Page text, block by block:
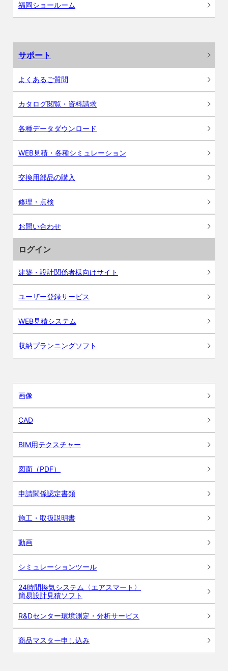
福岡ショールーム
サポート
よくあるご質問
カタログ閲覧・資料請求
各種データダウンロード
WEB見積・各種シミュレーション
交換用部品の購入
修理・点検
お問い合わせ
ログイン
建築・設計関係者様向けサイト
ユーザー登録サービス
WEB見積システム
収納プランニングソフト
画像
CAD
BIM用テクスチャー
図面（PDF）
申請関係認定書類
施工・取扱説明書
動画
シミュレーションツール
24時間換気システム〈エアスマート〉
簡易設計見積ソフト
R&Dセンター環境測定・分析サービス
商品マスター申し込み